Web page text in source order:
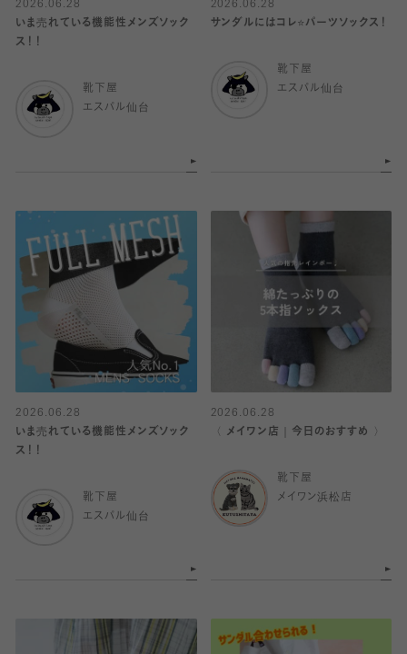
2026.06.28
いま売れている機能性メンズソック
ス！！
靴下屋
エスパル仙台
2026.06.28
サンダルにはコレ⭐️パーツソックス！
靴下屋
エスパル仙台
2026.06.28
いま売れている機能性メンズソック
ス！！
靴下屋
エスパル仙台
2026.06.28
〈 メイワン店｜今日のおすすめ 〉
靴下屋
メイワン浜松店